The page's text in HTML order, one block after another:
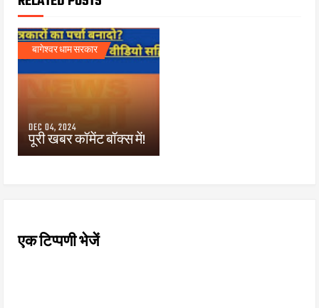
बागेश्वर धाम सरकार
DEC 04, 2024
पूरी खबर कॉमेंट बॉक्स में!
एक टिप्पणी भेजें